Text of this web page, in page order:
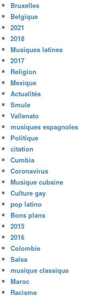
Bruxelles
Belgique
2021
2018
Musiques latines
2017
Religion
Mexique
Actualités
Smule
Vallenato
musiques espagnoles
Politique
citation
Cumbia
Coronavirus
Musique cubaine
Culture gay
pop latino
Bons plans
2015
2016
Colombie
Salsa
musique classique
Maroc
Racisme